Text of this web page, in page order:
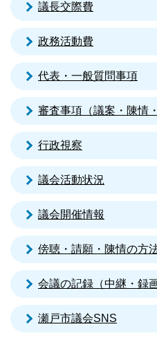
議長交際費
政務活動費
代表・一般質問事項
審査事項（議案・陳情
行政視察
議会活動状況
議会開催情報
傍聴・請願・陳情の方
会議の記録（中継・録
瀬戸市議会SNS